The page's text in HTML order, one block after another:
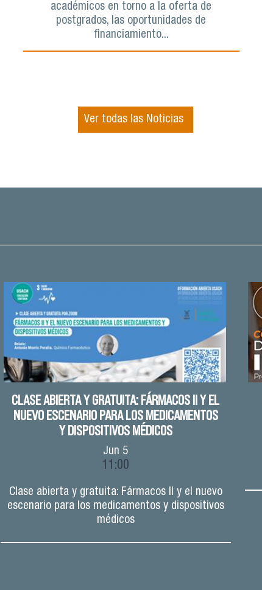
académicos en torno a la oferta de
postgrados, las oportunidades de
financiamiento...
Ver todas las Noticias
CLASE ABIERTA Y GRATUITA: FÁRMACOS II Y EL
NUEVO ESCENARIO PARA LOS MEDICAMENTOS
Y DISPOSITIVOS MÉDICOS
Jun 5
11:00
Clase abierta y gratuita: Fármacos II y el nuevo
escenario para los medicamentos y dispositivos
médicos